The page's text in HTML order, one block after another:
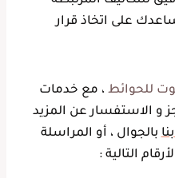
على اتخاذ قرار
للحوائط، مع خدمات
و الاستفسار عن المزيد
بالجوال ، أو المراسلة
التالية :